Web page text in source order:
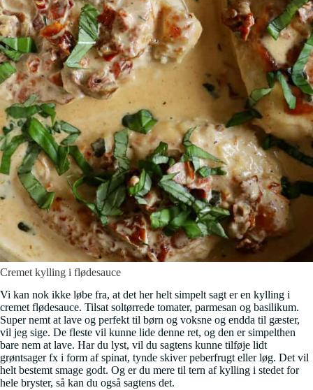
Cremet kylling i flødesauce
Vi kan nok ikke løbe fra, at det her helt simpelt sagt er en kylling i
cremet flødesauce. Tilsat soltørrede tomater, parmesan og basilikum.
Super nemt at lave og perfekt til børn og voksne og endda til gæster,
vil jeg sige. De fleste vil kunne lide denne ret, og den er simpelthen
bare nem at lave. Har du lyst, vil du sagtens kunne tilføje lidt
grøntsager fx i form af spinat, tynde skiver peberfrugt eller løg. Det vil
helt bestemt smage godt. Og er du mere til tern af kylling i stedet for
hele bryster, så kan du også sagtens det.